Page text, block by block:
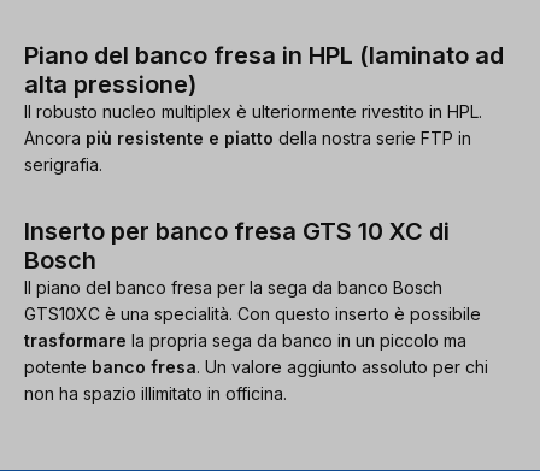
Piano del banco fresa in HPL (laminato ad
alta pressione)
Il robusto nucleo multiplex è ulteriormente rivestito in HPL.
Ancora più resistente e piatto della nostra serie FTP in
serigrafia.
Inserto per banco fresa GTS 10 XC di
Bosch
Il piano del banco fresa per la sega da banco Bosch
GTS10XC è una specialità. Con questo inserto è possibile
trasformare la propria sega da banco in un piccolo ma
potente banco fresa. Un valore aggiunto assoluto per chi
non ha spazio illimitato in officina.